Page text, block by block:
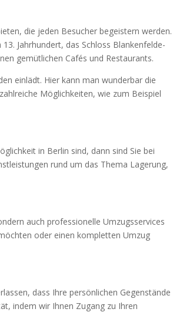
die jeden Besucher begeistern werden.
Jahrhundert, das Schloss Blankenfelde-
gemütlichen Cafés und Restaurants.
einlädt. Hier kann man wunderbar die
Möglichkeiten, wie zum Beispiel
in Berlin sind, dann sind Sie bei
rund um das Thema Lagerung,
auch professionelle Umzugsservices
oder einen kompletten Umzug
dass Ihre persönlichen Gegenstände
indem wir Ihnen Zugang zu Ihren